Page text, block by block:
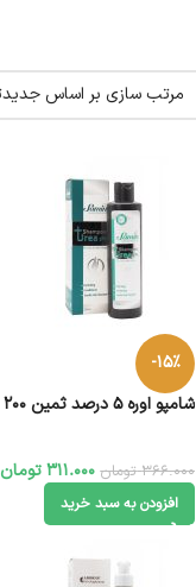
-15%
شامپو اوره 5 درصد ثمین 200 میلی لیتر
366.000 تومان 311.000 تومان
افزودن به سبد خرید